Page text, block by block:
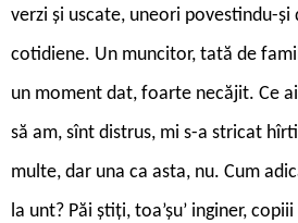
verzi și uscate, uneori povestindu-
cotidiene. Un muncitor, tată de
un moment dat, foarte necăjit. Ce
să am, sînt distrus, mi s-a stricat
multe, dar una ca asta, nu. Cum
la unt? Păi știți, toa’șu’ inginer,